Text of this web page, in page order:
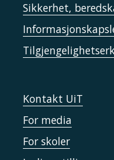
Sikkerhet,
Kontakt UiT
For media
For skoler